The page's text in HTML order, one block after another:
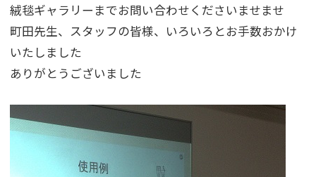
絨毯ギャラリーまでお問い合わせくださいませませ
町田先生、スタッフの皆様、いろいろとお手数おかけ
いたしました
ありがとうございました